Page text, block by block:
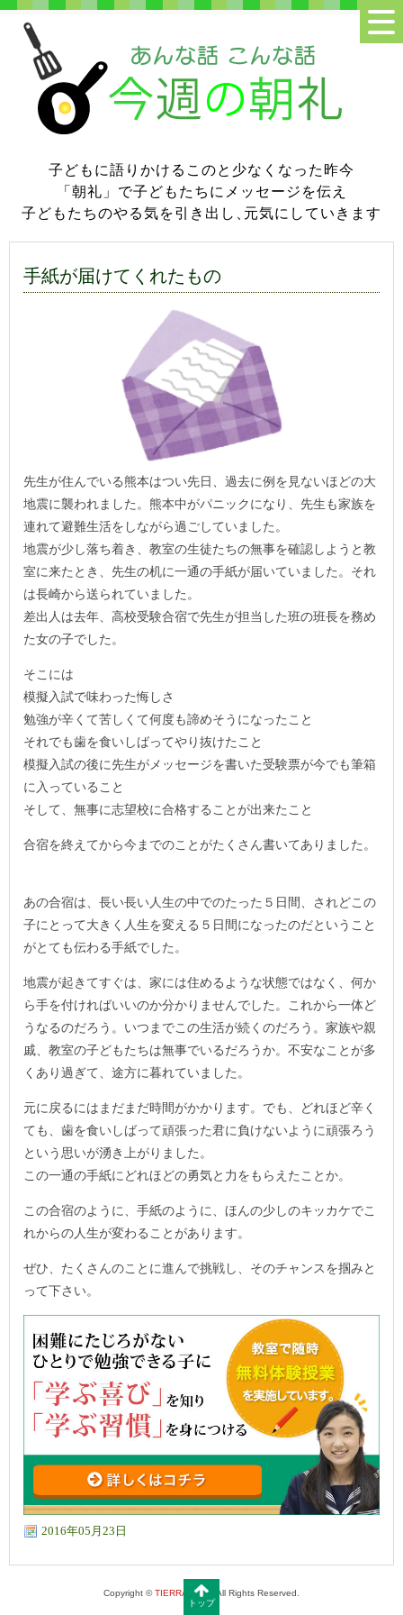
子どもに語りかけるこのと少なくなった昨今
「朝礼」で子どもたちにメッセージを伝え
子どもたちのやる気を引き出し
元気にしていきます
手紙が届けてくれたもの
先生が住んでいる熊本はつい先日、過去に例を見ないほどの大
地震に襲われました。熊本中がパニックになり、先生も家族を
連れて避難生活をしながら過ごしていました。
地震が少し落ち着き、教室の生徒たちの無事を確認しようと教
室に来たとき、先生の机に一通の手紙が届いていました。それ
は長崎から送られていました。
差出人は去年、高校受験合宿で先生が担当した班の班長を務め
た女の子でした。
そこには
模擬入試で味わった悔しさ
勉強が辛くて苦しくて何度も諦めそうになったこと
それでも歯を食いしばってやり抜けたこと
模擬入試の後に先生がメッセージを書いた受験票が今でも筆箱
に入っていること
そして、無事に志望校に合格することが出来たこと
合宿を終えてから今までのことがたくさん書いてありました。
あの合宿は、長い長い人生の中でのたった５日間、されどこの
子にとって大きく人生を変える５日間になったのだということ
がとても伝わる手紙でした。
地震が起きてすぐは、家には住めるような状態ではなく、何か
ら手を付ければいいのか分かりませんでした。これから一体ど
うなるのだろう。いつまでこの生活が続くのだろう。家族や親
戚、教室の子どもたちは無事でいるだろうか。不安なことが多
くあり過ぎて、途方に暮れていました。
元に戻るにはまだまだ時間がかかります。でも、どれほど辛く
ても、歯を食いしばって頑張った君に負けないように頑張ろう
という思いが湧き上がりました。
この一通の手紙にどれほどの勇気と力をもらえたことか。
この合宿のように、手紙のように、ほんの少しのキッカケでこ
れからの人生が変わることがあります。
ぜひ、たくさんのことに進んで挑戦し、そのチャンスを掴みと
って下さい。
2016年05月23日
トップ
Copyright ©TIERRA.COM , All Rights Reserved.